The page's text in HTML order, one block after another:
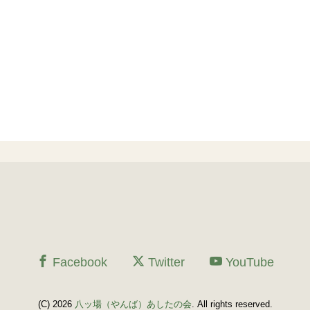
Facebook Twitter YouTube
(C) 2026 八ッ場（やんば）あしたの会. All rights reserved.